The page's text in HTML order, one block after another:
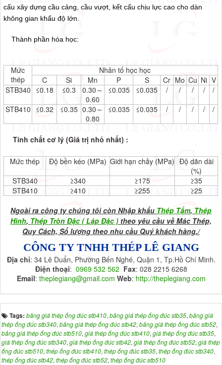
cấu xây dựng cầu cảng, cầu vượt, kết cấu chịu lực cao cho dàn
không gian khẩu độ lớn.
Thành phần hóa học:
Mức
thép
Nhân tố học học
C
Si Mn P S Cr Mo Cu Ni V
STB340 ≤0.18 ≤0.3
0.30～
0.60
≤0.035 ≤0.035 / / / /
/
STB410 ≤0.32 ≤0.35 0.30～
0.80
≤0.035 ≤0.035 / / / / /
Tính chất cơ lý (Giá trị nhỏ nhất) :
Mức thép Độ bền kéo (MPa) Giới hạn chảy (MPa) Độ dãn dài
(%)
STB340
≥340 ≥175
≥35
STB410
≥410 ≥255
≥25
Ngoài ra công ty chúng tôi còn Nhập khẩu Thép Tấm, Thép
Hình, Thép Tròn Đặc ( Láp Đặc ) theo yêu cầu về Mác Thép,
Quy Cách, Số lượng theo nhu cầu Quý khách hàng./
CÔNG TY TNHH THÉP LÊ GIANG
Địa chỉ: 34 Lê Duẩn, Phường Bến Nghé, Quận 1, Tp.Hồ Chí Minh.
Điện thoại: 0969 532 562 Fax: 028 2215 6268
Email: theplegiang@gmail.com Web: http://theplegiang.com
Tags: bảng giá thép ống đúc stb410, bảng giá thép ống đúc stb35, bảng giá
thép ống đúc stb340, bảng giá thép ống đúc stb42, bảng giá thép ống đúc stb52,
bảng giá thép ống đúc stb510, giá thép ống đúc stb410, giá thép ống đúc stb35,
giá thép ống đúc stb340, giá thép ống đúc stb42, giá thép ống đúc stb52, giá thép
ống đúc stb510, thép ống đúc stb410, thép ống đúc stb35, thép ống đúc stb340,
thép ống đúc stb42, thép ống đúc stb52, thép ống đúc stb510